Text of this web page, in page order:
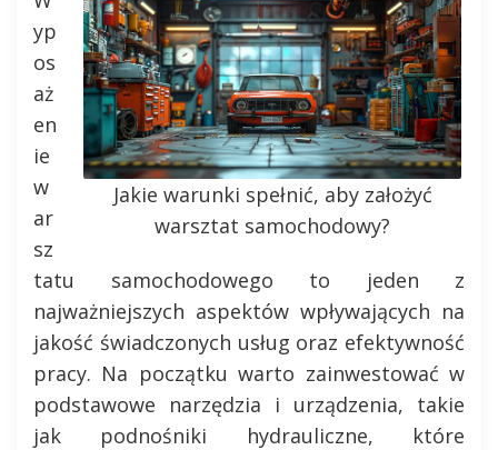
Jakie warunki spełnić, aby założyć
warsztat samochodowy?
yp
os
aż
en
ie
w
ar
sz
tatu samochodowego to jeden z
najważniejszych aspektów wpływających na
jakość świadczonych usług oraz efektywność
pracy. Na początku warto zainwestować w
podstawowe narzędzia i urządzenia, takie
jak podnośniki hydrauliczne, które